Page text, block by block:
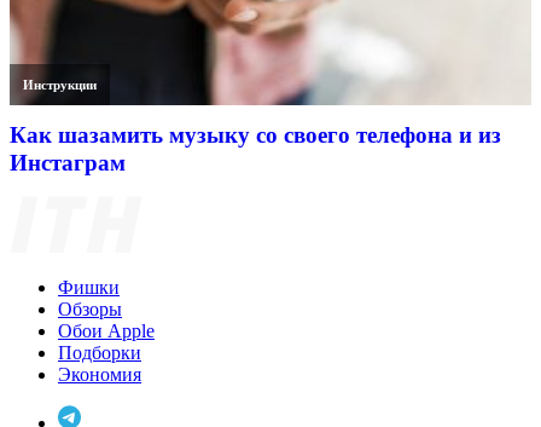
Инструкции
Как шазамить музыку со своего телефона и из
Инстаграм
Фишки
Обзоры
Обои Apple
Подборки
Экономия